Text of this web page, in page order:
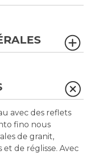
avec des reflets
fino nous
de granit,
de réglisse. Avec